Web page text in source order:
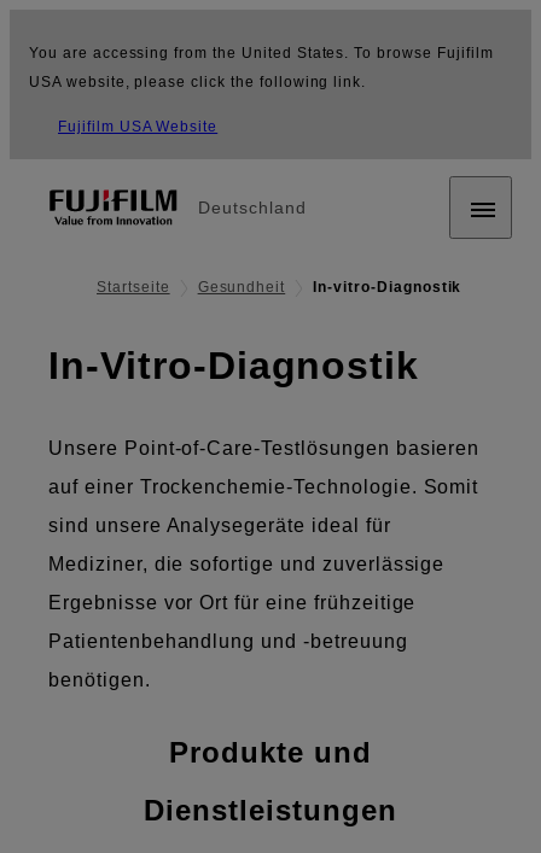
You are accessing from the United States. To browse Fujifilm
USA website, please click the following link.
Fujifilm USA Website
Deutschland
Startseite Gesundheit In-vitro-Diagnostik
In-Vitro-Diagnostik
Unsere Point-of-Care-Testlösungen basieren
auf einer Trockenchemie-Technologie. Somit
sind unsere Analysegeräte ideal für
Mediziner, die sofortige und zuverlässige
Ergebnisse vor Ort für eine frühzeitige
Patientenbehandlung und -betreuung
benötigen.
Produkte und
Dienstleistungen